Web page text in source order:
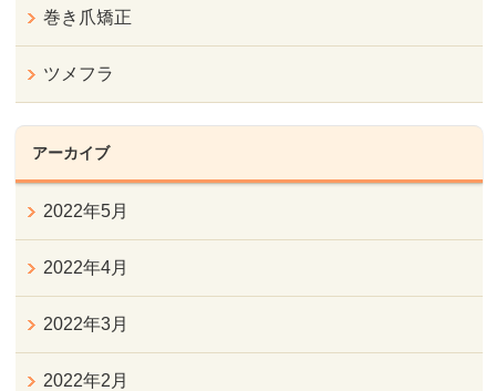
巻き爪矯正
ツメフラ
アーカイブ
2022年5月
2022年4月
2022年3月
2022年2月